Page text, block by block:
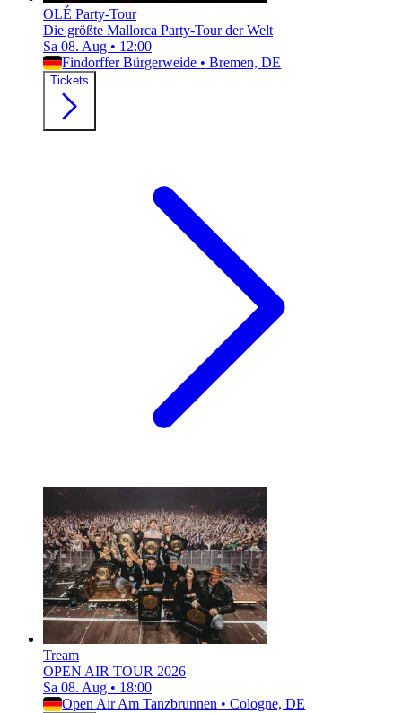
OLÉ Party-Tour
Die größte Mallorca Party-Tour der Welt
Sa 08. Aug • 12:00
Findorffer Bürgerweide • Bremen, DE
Tickets
Tream
OPEN AIR TOUR 2026
Sa 08. Aug • 18:00
Open Air Am Tanzbrunnen • Cologne, DE